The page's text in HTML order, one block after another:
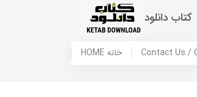
کتاب دانلود
HOME خانه